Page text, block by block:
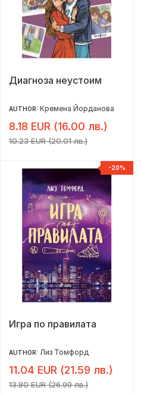
Диагноза неустоим
AUTHOR: Кремена Йорданова
8.18 EUR (16.00 лв.)
10.23 EUR (20.01 лв.)
-20%
Игра по правилата
AUTHOR: Лиз Томфорд
11.04 EUR (21.59 лв.)
13.80 EUR (26.99 лв.)